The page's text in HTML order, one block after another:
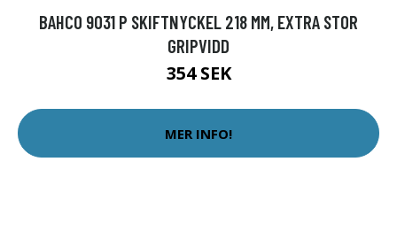
BAHCO 9031 P SKIFTNYCKEL 218 MM, EXTRA STOR
GRIPVIDD
354 SEK
MER INFO!